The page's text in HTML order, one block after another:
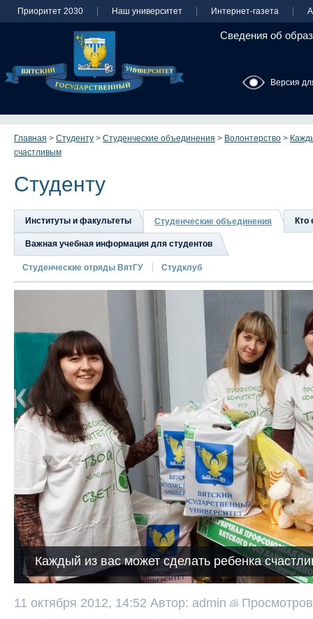
Приоритет 2030 Наш университет Интернет-газета
Сведения об
Версия
Главная > Студенту > Студенческие объединения > Волонтерство >
счастливым
Студенту
Институты и факультеты Студенческие объединения Кто
Важная учебная информация для студентов
Студенческие отряды ВятГУ Студклуб
Каждый из вас может сделать ребенка
11 октября 2012, 14:52 Автор: admin